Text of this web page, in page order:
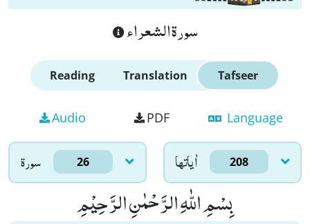
سورة الشعراء
Reading Translation Tafseer
Audio PDF Language
سورۃ 26 اٰياتها 208
بِسْمِ اللّٰهِ الرَّحْمٰنِ الرَّحِیْمِ